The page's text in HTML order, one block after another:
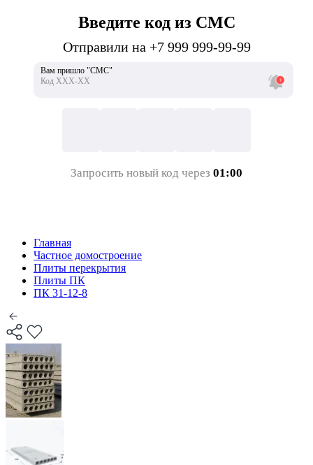
Введите код из СМС
Отправили на +7 999 999-99-99
Вам пришло "СМС"
Код ХХХ-ХХ
Запросить новый код через 01:00
Главная
Частное домостроение
Плиты перекрытия
Плиты ПК
ПК 31-12-8